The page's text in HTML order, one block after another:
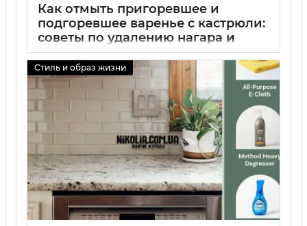
Как отмыть пригоревшее и
подгоревшее варенье с кастрюли:
советы по удалению нагара и
грязи
01 09 2025 0
Стиль и образ жизни